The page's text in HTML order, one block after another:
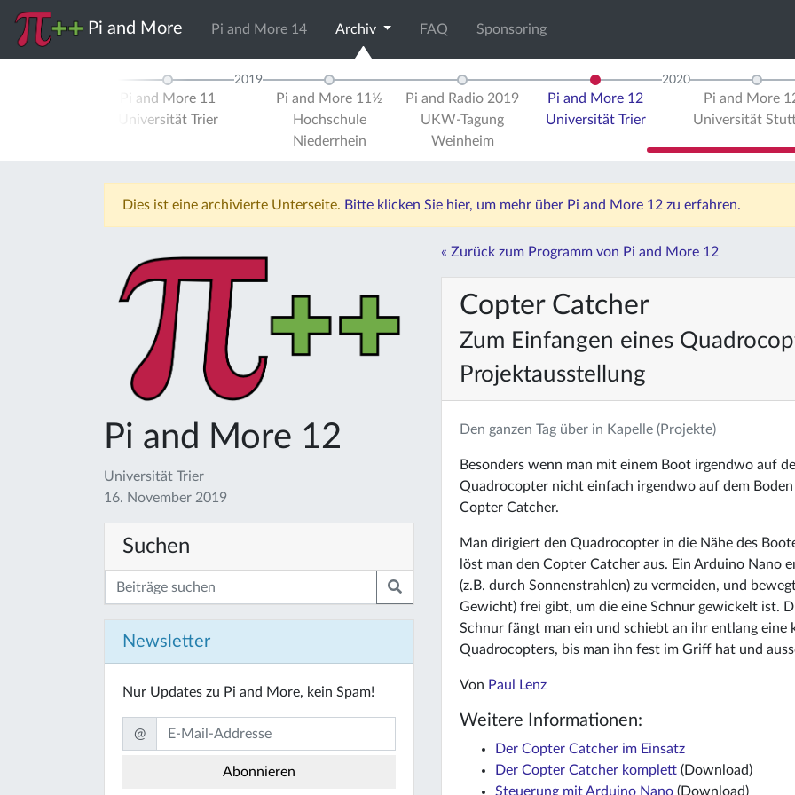
Pi and More Pi and More 14 Archiv FAQ Sponsoring
Pi and More 11
Universität Trier
2019
Pi and More 11½
Hochschule
Niederrhein
Pi and Radio 2019
UKW-Tagung
Weinheim
Pi and More 12
Universität Trier
2020
Pi and More
Universität
Dies ist eine archivierte Unterseite. Bitte klicken Sie hier, um mehr über Pi and More 12 zu erfahren.
Pi and More 12
Universität Trier
16. November 2019
Suchen
Newsletter
Nur Updates zu Pi and More, kein Spam!
@
« Zurück zum Programm von Pi and More 12
Copter Catcher
Zum Einfangen eines
Projektausstellung
Den ganzen Tag über in Kapelle (Projekte)
Besonders wenn man mit einem Boot irgendwo auf
Quadrocopter nicht einfach irgendwo auf dem
Copter Catcher.
Man dirigiert den Quadrocopter in die Nähe des
löst man den Copter Catcher aus. Ein Arduino Nano
(z.B. durch Sonnenstrahlen) zu vermeiden, und
Gewicht) frei gibt, um die eine Schnur gewickelt ist.
Schnur fängt man ein und schiebt an ihr entlang eine
Quadrocopters, bis man ihn fest im Griff hat und
Von Paul Lenz
Weitere Informationen:
Der Copter Catcher im Einsatz
Der Copter Catcher komplett (Download)
Steuerung mit Arduino Nano (Download)